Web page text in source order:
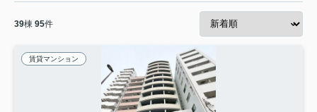
39棟 95件
賃貸マンション